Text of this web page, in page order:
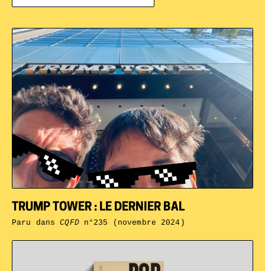
TRUMP TOWER : LE DERNIER BAL
Paru dansCQFDn°235 (novembre 2024)